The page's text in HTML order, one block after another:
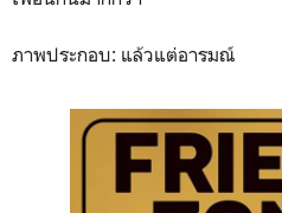
ภาพประกอบ: แล้วแต่อารมณ์